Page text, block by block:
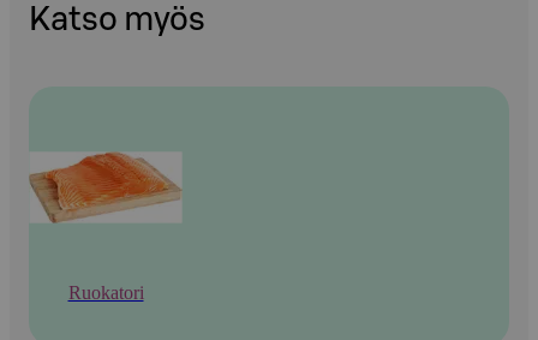
Katso myös
Ruokatori